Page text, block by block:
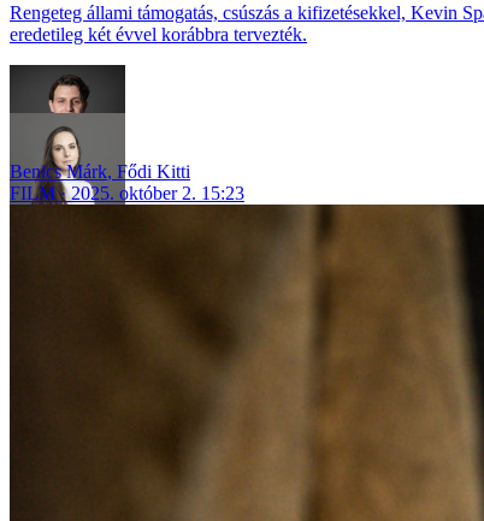
Rengeteg állami támogatás, csúszás a kifizetésekkel, Kevin
eredetileg két évvel korábbra tervezték.
Benics Márk, Fődi Kitti
FILM
2025. október 2. 15:23